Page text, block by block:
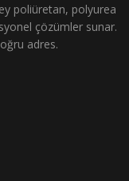
poliüretan, polyurea
çözümler sunar.
adres.